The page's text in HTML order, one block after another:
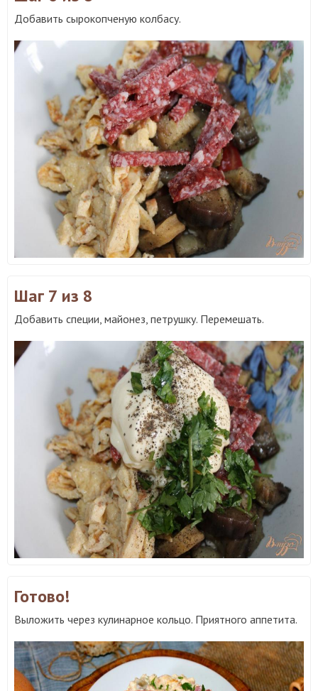
Добавить сырокопченую колбасу.
Шаг 7 из 8
Добавить специи, майонез, петрушку. Перемешать.
Готово!
Выложить через кулинарное кольцо. Приятного аппетита.